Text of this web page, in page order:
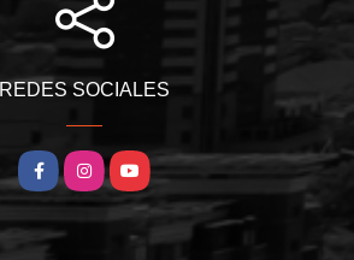
REDES SOCIALES
FacebookInstagramYouTube